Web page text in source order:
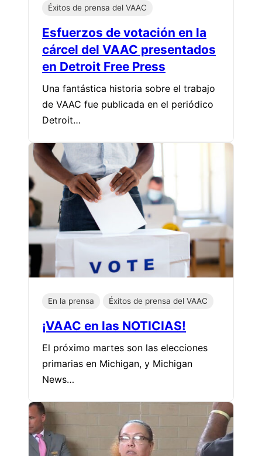
Éxitos de prensa del VAAC
Esfuerzos de votación en la
cárcel del VAAC presentados
en Detroit Free Press
Una fantástica historia sobre el trabajo
de VAAC fue publicada en el periódico
Detroit…
En la prensa Éxitos de prensa del VAAC
¡VAAC en las NOTICIAS!
El próximo martes son las elecciones
primarias en Michigan, y Michigan
News…